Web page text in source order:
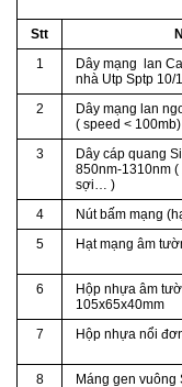
Stt
1
Dây mạng lan
nhà Utp Sptp 10/
2
Dây mạng lan
( speed < 100mb)
3
Dây cáp quang
850nm-1310nm
sợi… )
4 Nút bấm mạng
5
Hạt mạng âm
6
Hộp nhựa âm
105x65x40mm
7
Hộp nhựa nổi
8
Máng gen